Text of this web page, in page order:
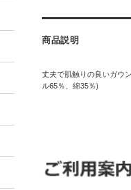
商品説明
丈夫で肌触りの良いガウ
ル65％、綿35％)